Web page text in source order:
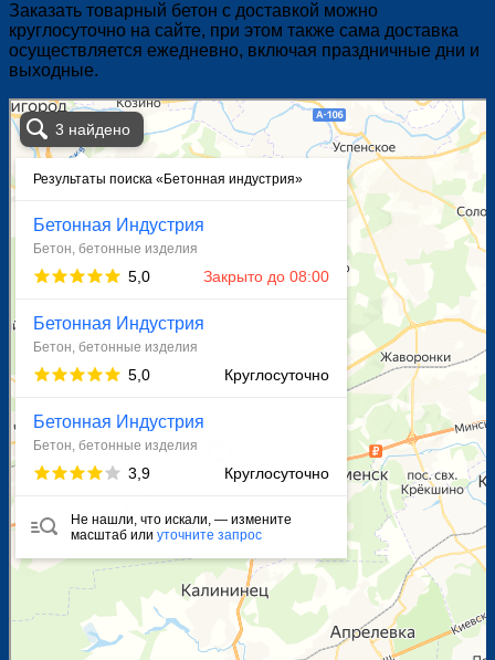
Заказать товарный бетон с доставкой можно
круглосуточно на сайте, при этом также сама доставка
осуществляется ежедневно, включая праздничные дни и
выходные.
Бетонная индустрия в Москве и Московской области
Москва и Московская область